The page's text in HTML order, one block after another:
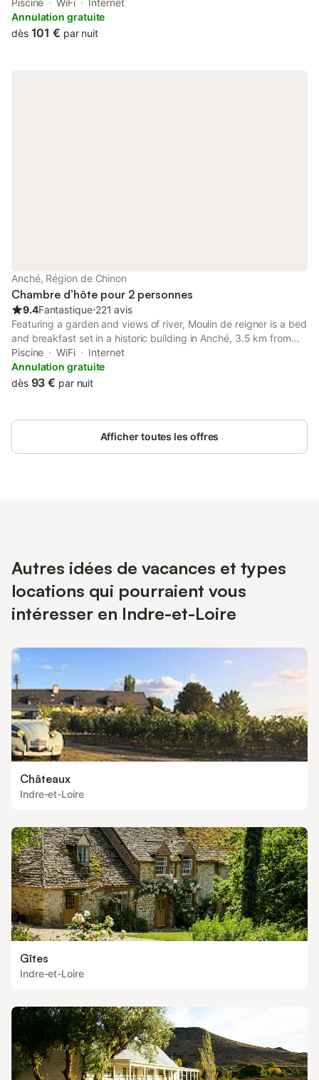
de-Touraine, 13 km from Château des Réaux, 14 km from
Château de Langeais, as well as 22 km from Château d'Azay-le-
Rideau.
Piscine WiFi
Internet
Annulation gratuite
dès 101 € par nuit
Anché, Région de Chinon
Chambre d’hôte pour 2 personnes
9.4Fantastique⋅221 avis
Featuring a garden and views of river, Moulin de reigner is a bed
and breakfast set in a historic building in Anché, 3.5 km from
Château du Rivau. This property offers access to a terrace, free
private parking and free WiFi.
Piscine WiFi
Internet
Annulation gratuite
dès 93 € par nuit
Afficher toutes les offres
Autres idées de vacances et types
locations qui pourraient vous
intéresser en Indre-et-Loire
Châteaux
Indre-et-Loire
Gîtes
Indre-et-Loire